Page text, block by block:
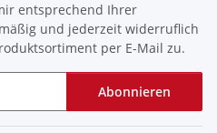
entsprechend Ihrer
und jederzeit widerruflich
per E-Mail zu.
Abonnieren